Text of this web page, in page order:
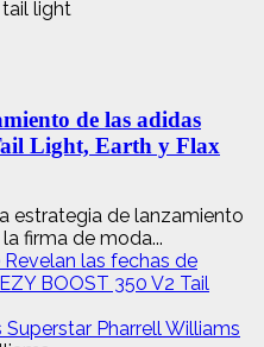
de las adidas
Light, Earth y Flax
estrategia de lanzamiento
firma de moda...
las fechas de
BOOST 350 V2 Tail
Pharrell Williams